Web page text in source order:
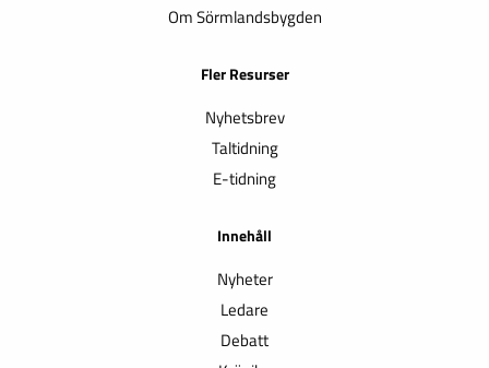
Om Sörmlandsbygden
Fler Resurser
Nyhetsbrev
Taltidning
E-tidning
Innehåll
Nyheter
Ledare
Debatt